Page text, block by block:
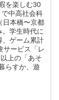
を楽しむ30
中高社会科
日本橋〜京都
学生時代に
、ゲーム累計
サービス「レ
上の「あそ
らすか、遊